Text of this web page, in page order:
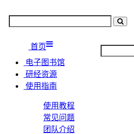
首页
电子图书馆
研经资源
使用指南
使用教程
常见问题
团队介绍